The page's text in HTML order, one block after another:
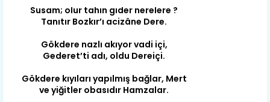
Gökdere nazlı akıyor vadi içi,
Gökdere kıyıları yapılmış bağlar, Mert
Harmanı,elması ve Sorkunca’sı var.